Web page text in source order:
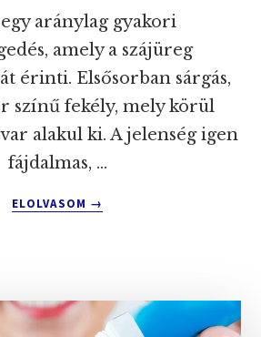
aránylag gyakori
amely a szájüreg
érinti. Elsősorban sárgás,
színű fekély, mely körül
alakul ki. A jelenség igen
fájdalmas, …
ELOLVASOM
ABOUT
ÉS
KEZELÉSE!
→